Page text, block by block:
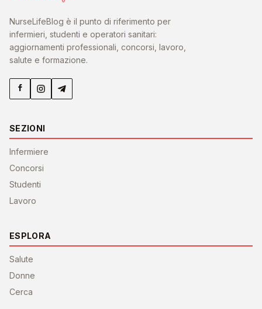
NurseLifeBlog è il punto di riferimento per
infermieri, studenti e operatori sanitari:
aggiornamenti professionali, concorsi, lavoro,
salute e formazione.
SEZIONI
Infermiere
Concorsi
Studenti
Lavoro
ESPLORA
Salute
Donne
Cerca